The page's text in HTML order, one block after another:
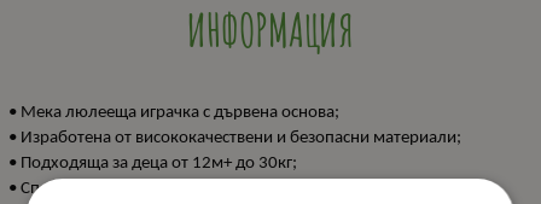
ИНФОРМАЦИЯ
• Мека люлееща играчка с дървена основа;
• Изработена от висококачествени и безопасни материали;
• Подходяща за деца от 12м+ до 30кг;
• Спомага развитието на баланса и двигателните умения;